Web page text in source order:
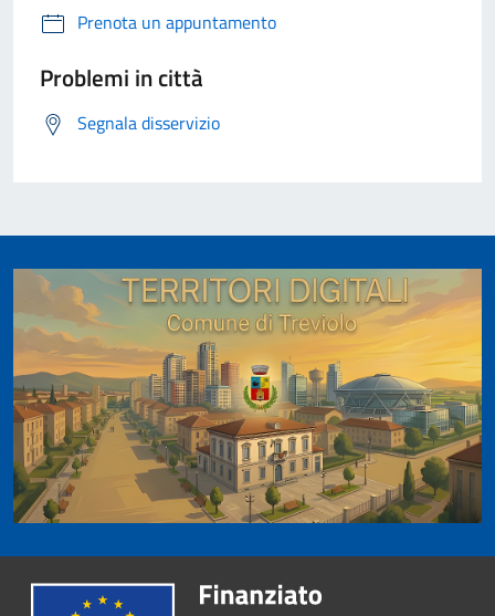
Prenota un appuntamento
Problemi in città
Segnala disservizio